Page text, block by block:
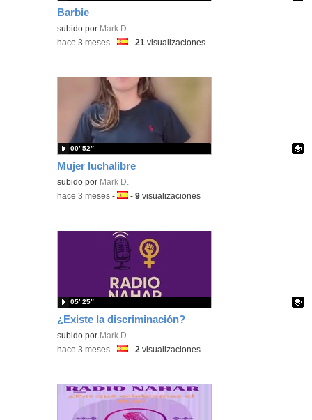
Barbie
Contenido educativo.
subido por Mark D.
-hace 3 meses -Idioma:
-21 visualizaciones
Mujer luchalibre
Contenido educativo.
subido por Mark D.
00′ 52″
-hace 3 meses -Idioma:
-9 visualizaciones
¿Existe la discriminación?
Contenido educativo.
subido por Mark D.
05′ 25″
-hace 3 meses -Idioma:
-2 visualizaciones